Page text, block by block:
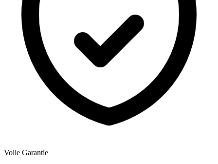
Volle Garantie